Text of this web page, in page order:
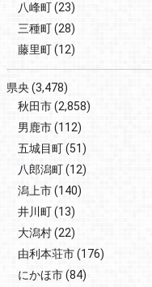
八峰町(23)
三種町(28)
藤里町(12)
県央(3,478)
秋田市(2,858)
男鹿市(112)
五城目町(51)
八郎潟町(12)
潟上市(140)
井川町(13)
大潟村(22)
由利本荘市(176)
にかほ市(84)